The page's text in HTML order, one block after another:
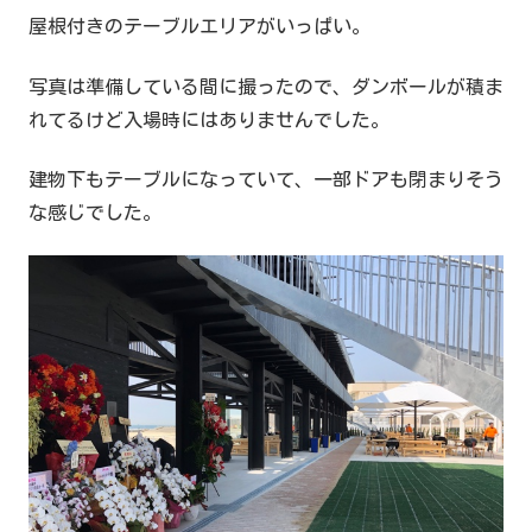
屋根付きのテーブルエリアがいっぱい。
写真は準備している間に撮ったので、ダンボールが積ま
れてるけど入場時にはありませんでした。
建物下もテーブルになっていて、一部ドアも閉まりそう
な感じでした。